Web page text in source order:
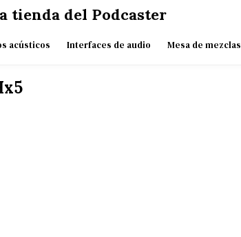
tienda del Podcaster
acústicos Interfaces de audio Mesa de mezclas